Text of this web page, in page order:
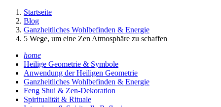
Startseite
Blog
Ganzheitliches Wohlbefinden & Energie
5 Wege, um eine Zen Atmosphäre zu schaffen
home
Heilige Geometrie & Symbole
Anwendung der Heiligen Geometrie
Ganzheitliches Wohlbefinden & Energie
Feng Shui & Zen-Dekoration
Spiritualität & Rituale